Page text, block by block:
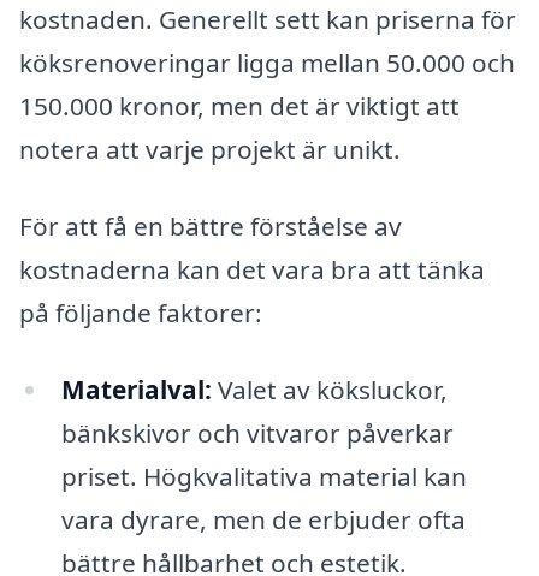
kostnaden. Generellt sett kan priserna för
köksrenoveringar ligga mellan 50.000 och
150.000 kronor, men det är viktigt att
notera att varje projekt är unikt.
För att få en bättre förståelse av
kostnaderna kan det vara bra att tänka
på följande faktorer:
Materialval: Valet av köksluckor,
bänkskivor och vitvaror påverkar
priset. Högkvalitativa material kan
vara dyrare, men de erbjuder ofta
bättre hållbarhet och estetik.